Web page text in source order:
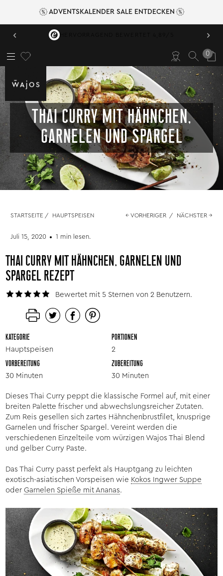
ADVENTSKALENDER SALE ENTDECKEN
‹ VERSANDKOSTENFREI AB 49,95 € ›
0
THAI CURRY MIT HÄHNCHEN,
GARNELEN UND SPARGEL
STARTSEITE / HAUPTSPEISEN ← VORHERIGER / NÄCHSTER →
Juli 15, 2020 1 min lesen.
THAI CURRY MIT HÄHNCHEN, GARNELEN UND
SPARGEL REZEPT
Bewertet mit 5 Sternen von 2 Benutzern.
KATEGORIE
Hauptspeisen
PORTIONEN
2
VORBEREITUNG
30 Minuten
ZUBEREITUNG
30 Minuten
Dieses Thai Curry peppt die klassische Formel auf, mit einer
breiten Palette frischer und abwechslungsreicher Zutaten.
Zum Reis gesellen sich zartes Hähnchenbrustfilet, knusprige
Garnelen und frischer Spargel. Vereint werden die
verschiedenen Einzelteile vom würzigen Wajos Thai Blend
und gelber Curry Paste.
Das Thai Curry passt perfekt als Hauptgang zu leichten
exotisch-asiatischen Vorspeisen wie Kokos Ingwer Suppe
oderGarnelen Spieße mit Ananas.